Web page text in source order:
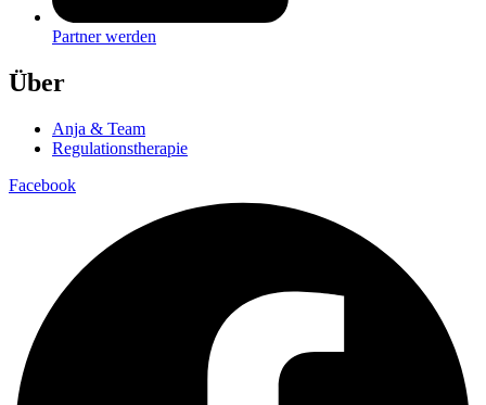
Partner werden
Über
Anja & Team
Regulationstherapie
Facebook